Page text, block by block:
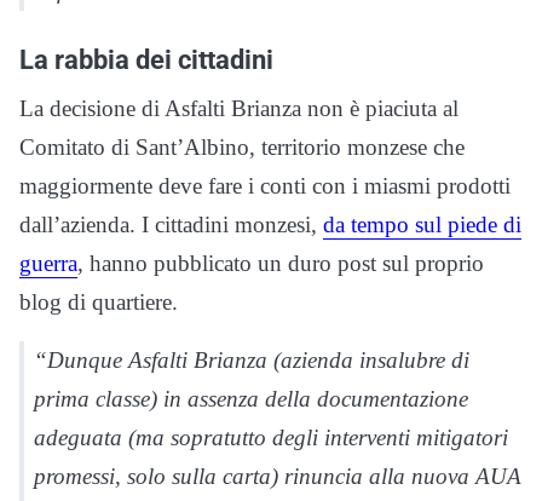
La rabbia dei cittadini
La decisione di Asfalti Brianza non è piaciuta al
Comitato di Sant’Albino, territorio monzese che
maggiormente deve fare i conti con i miasmi prodotti
dall’azienda. I cittadini monzesi, da tempo sul piede di
guerra, hanno pubblicato un duro post sul proprio
blog di quartiere.
“Dunque Asfalti Brianza (azienda insalubre di
prima classe) in assenza della documentazione
adeguata (ma sopratutto degli interventi mitigatori
promessi, solo sulla carta) rinuncia alla nuova AUA